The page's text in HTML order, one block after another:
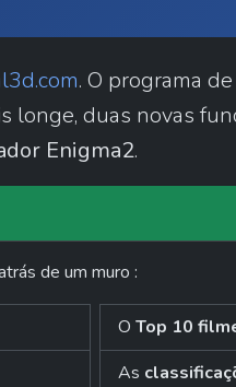
. O programa
Enigma2.
de um muro :
O Top 10
As